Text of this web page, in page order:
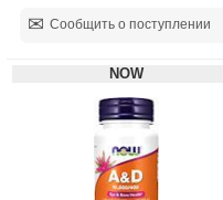
Сообщить о поступлении
NOW